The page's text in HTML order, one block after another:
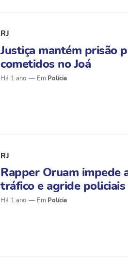
RJ
Justiça mantém prisão
cometidos no Joá
Há 1 ano Polícia
RJ
Rapper Oruam impede
tráfico e agride policiais
Há 1 ano Polícia